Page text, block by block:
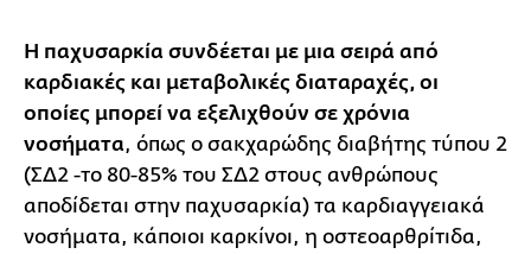
Η παχυσαρκία συνδέεται με μια σειρά από
καρδιακές και μεταβολικές διαταραχές, οι
οποίες μπορεί να εξελιχθούν σε χρόνια
νοσήματα, όπως ο σακχαρώδης διαβήτης τύπου 2
(ΣΔ2 -το 80-85% του ΣΔ2 στους ανθρώπους
αποδίδεται στην παχυσαρκία) τα καρδιαγγειακά
νοσήματα, κάποιοι καρκίνοι, η οστεοαρθρίτιδα,